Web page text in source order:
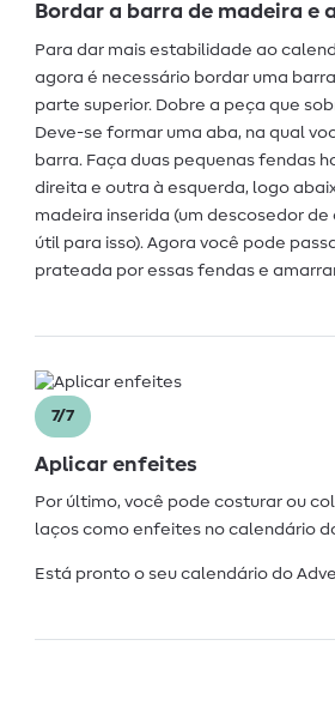
Bordar a barra de madeira e
Para dar mais estabilidade ao
agora é necessário bordar uma
parte superior. Dobre a peça que
Deve-se formar uma aba, na qual
barra. Faça duas pequenas fendas
direita e outra à esquerda, logo
madeira inserida (um descosedor
útil para isso). Agora você pode
prateada por essas fendas e
7/7
Aplicar enfeites
Por último, você pode costurar ou
laços como enfeites no calendário
Está pronto o seu calendário do